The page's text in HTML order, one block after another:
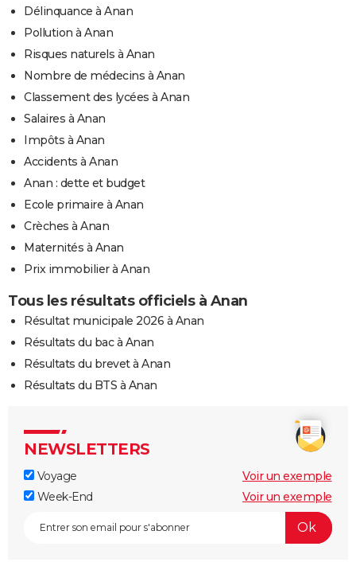
Délinquance à Anan
Pollution à Anan
Risques naturels à Anan
Nombre de médecins à Anan
Classement des lycées à Anan
Salaires à Anan
Impôts à Anan
Accidents à Anan
Anan : dette et budget
Ecole primaire à Anan
Crèches à Anan
Maternités à Anan
Prix immobilier à Anan
Tous les résultats officiels à Anan
Résultat municipale 2026 à Anan
Résultats du bac à Anan
Résultats du brevet à Anan
Résultats du BTS à Anan
NEWSLETTERS
Voyage
Voir un exemple
Week-End
Voir un exemple